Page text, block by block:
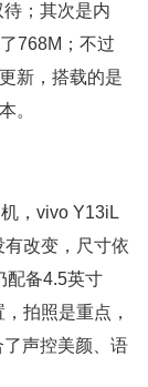
；其次是内
768M；不过
新，搭载的是
。
，vivo Y13iL
改变，尺寸依
配备4.5英寸
拍照是重点，
声控美颜、语